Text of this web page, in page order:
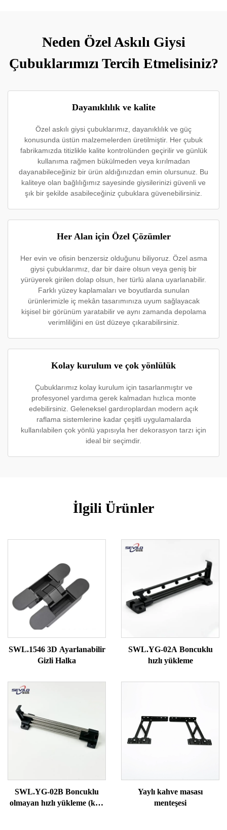
Neden Özel Askılı Giysi
Çubuklarımızı Tercih Etmelisiniz?
Dayanıklılık ve kalite
Özel askılı giysi çubuklarımız, dayanıklılık ve güç
konusunda üstün malzemelerden üretilmiştir. Her çubuk
fabrikamızda titizlikle kalite kontrolünden geçirilir ve günlük
kullanıma rağmen bükülmeden veya kırılmadan
dayanabileceğiniz bir ürün aldığınızdan emin olursunuz. Bu
kaliteye olan bağlılığımız sayesinde giysilerinizi güvenli ve
şık bir şekilde asabileceğiniz çubuklara güvenebilirsiniz.
Her Alan için Özel Çözümler
Her evin ve ofisin benzersiz olduğunu biliyoruz. Özel asma
giysi çubuklarımız, dar bir daire olsun veya geniş bir
yürüyerek girilen dolap olsun, her türlü alana uyarlanabilir.
Farklı yüzey kaplamaları ve boyutlarda sunulan
ürünlerimizle iç mekân tasarımınıza uyum sağlayacak
kişisel bir görünüm yaratabilir ve aynı zamanda depolama
verimliliğini en üst düzeye çıkarabilirsiniz.
Kolay kurulum ve çok yönlülük
Çubuklarımız kolay kurulum için tasarlanmıştır ve
profesyonel yardıma gerek kalmadan hızlıca monte
edebilirsiniz. Geleneksel gardıroplardan modern açık
raflama sistemlerine kadar çeşitli uygulamalarda
kullanılabilen çok yönlü yapısıyla her dekorasyon tarzı için
ideal bir seçimdir.
İlgili Ürünler
SWL.1546 3D Ayarlanabilir
Gizli Halka
SWL.YG-02A Boncuklu
hızlı yükleme
SWL.YG-02B Boncuklu
olmayan hızlı yükleme (katı
Yaylı kahve masası
menteşesi